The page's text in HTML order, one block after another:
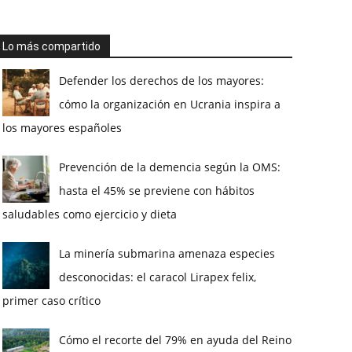
Lo más compartido
Defender los derechos de los mayores:
cómo la organización en Ucrania inspira a
los mayores españoles
Prevención de la demencia según la OMS:
hasta el 45% se previene con hábitos
saludables como ejercicio y dieta
La minería submarina amenaza especies
desconocidas: el caracol Lirapex felix,
primer caso crítico
Cómo el recorte del 79% en ayuda del Reino